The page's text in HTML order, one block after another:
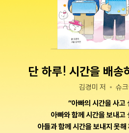
단 하루! 시간을 배송
김경미 저
슈
“아빠의 시간을 사고
아빠와 함께 시간을 보내고
아들과 함께 시간을 보내지 못